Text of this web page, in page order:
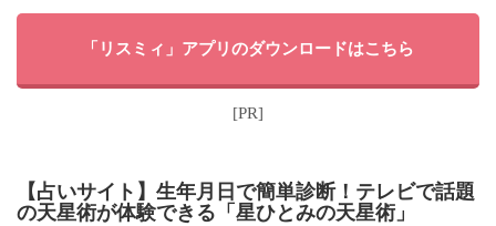
「リスミィ」アプリのダウンロードはこちら
[PR]
【占いサイト】生年月日で簡単診断！テレビで話題
の天星術が体験できる「星ひとみの天星術」